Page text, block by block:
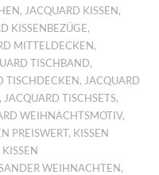
, JACQUARD KISSEN,
KISSENBEZÜGE,
MITTELDECKEN,
TISCHBAND,
TISCHDECKEN, JACQUARD
, JACQUARD TISCHSETS,
WEIHNACHTSMOTIV,
PREISWERT, KISSEN
KISSEN
WEIHNACHTEN,